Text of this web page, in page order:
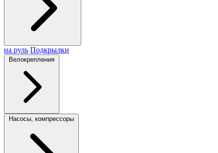
на руль Подкрылки
Велокрепления
Насосы, компрессоры